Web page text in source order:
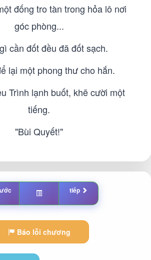
đống tro tàn trong hỏa lô nơi
góc phòng...
cần đốt đều đã đốt sạch.
lại một phong thư cho hắn.
Trình lạnh buốt, khẽ cười một
tiếng.
"Bùi Quyết!"
tiếp
Báo lỗi chương